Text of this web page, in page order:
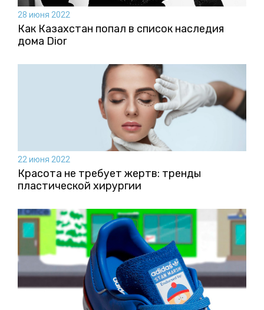
28 июня 2022
Как Казахстан попал в список наследия
дома Dior
22 июня 2022
Красота не требует жертв: тренды
пластической хирургии